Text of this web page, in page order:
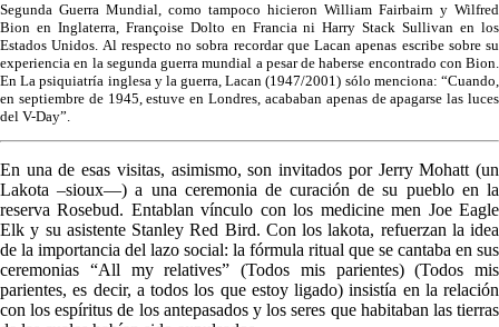
Segunda Guerra Mundial, como tampoco hicieron William Fairbairn y Wilfred
Bion en Inglaterra, Françoise Dolto en Francia ni Harry Stack Sullivan en los
Estados Unidos. Al respecto no sobra recordar que Lacan apenas escribe sobre su
experiencia en la segunda guerra mundial a pesar de haberse encontrado con Bion.
En La psiquiatría inglesa y la guerra, Lacan (1947/2001) sólo menciona: “Cuando,
en septiembre de 1945, estuve en Londres, acababan apenas de apagarse las luces
del V-Day”.
En una de esas visitas, asimismo, son invitados por Jerry Mohatt (un
Lakota –sioux—) a una ceremonia de curación de su pueblo en la
reserva Rosebud. Entablan vínculo con los medicine men Joe Eagle
Elk y su asistente Stanley Red Bird. Con los lakota, refuerzan la idea
de la importancia del lazo social: la fórmula ritual que se cantaba en sus
ceremonias “All my relatives” (Todos mis parientes) (Todos mis
parientes, es decir, a todos los que estoy ligado) insistía en la relación
con los espíritus de los antepasados y los seres que habitaban las tierras